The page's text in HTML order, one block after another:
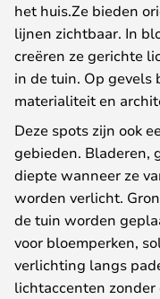
het huis.Ze bieden
lijnen zichtbaar. In
creëren ze gerichte
in de tuin. Op gevels
materialiteit en
Deze spots zijn ook
gebieden. Bladeren,
diepte wanneer ze
worden verlicht.
de tuin worden
voor bloemperken,
verlichting langs
lichtaccenten